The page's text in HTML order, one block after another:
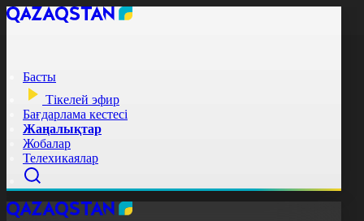
Басты
Тікелей эфир
Бағдарлама кестесі
Жаңалықтар
Жобалар
Телехикаялар